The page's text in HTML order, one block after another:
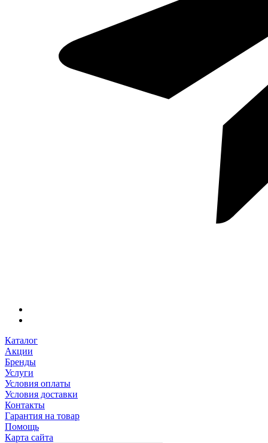
Каталог
Акции
Бренды
Услуги
Условия оплаты
Условия доставки
Контакты
Гарантия на товар
Помощь
Карта сайта